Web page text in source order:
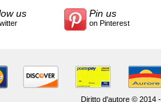
us Pin us
on Pinterest
Diritto d'autore © 2014